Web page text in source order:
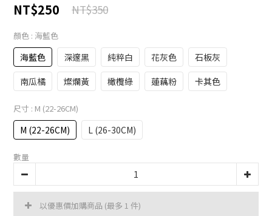
NT$250 NT$350
顏色 : 海藍色
海藍色 深邃黑 純粹白 花灰色
石板灰
南瓜橘
燦爛黃 橄欖綠 蓮藕粉 卡其色
尺寸 : M (22-26CM)
M (22-26CM) L (26-30CM)
數量
以優惠價加購商品 (最多 1 件)